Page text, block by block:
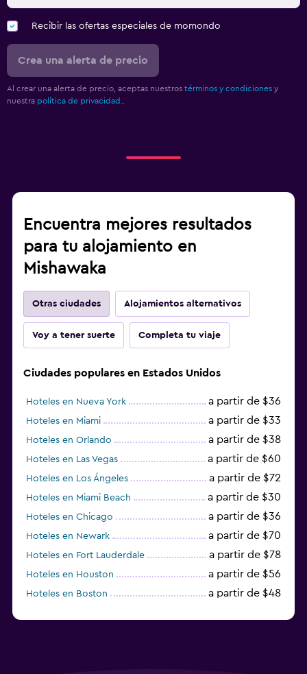
Recibir las ofertas especiales de momondo
Crea una alerta de precio
Al crear una alerta de precio, aceptas nuestros términos y condiciones y
nuestra política de privacidad.
Encuentra mejores resultados
para tu alojamiento en
Mishawaka
Otras ciudades Alojamientos alternativos
Voy a tener suerte Completa tu viaje
Ciudades populares en Estados Unidos
Hoteles en Nueva York a partir de $36
Hoteles en Miami a partir de $33
Hoteles en Orlando a partir de $38
Hoteles en Las Vegas a partir de $60
Hoteles en Los Ángeles a partir de $72
Hoteles en Miami Beach a partir de $30
Hoteles en Chicago a partir de $36
Hoteles en Newark a partir de $70
Hoteles en Fort Lauderdale a partir de $78
Hoteles en Houston a partir de $56
Hoteles en Boston a partir de $48